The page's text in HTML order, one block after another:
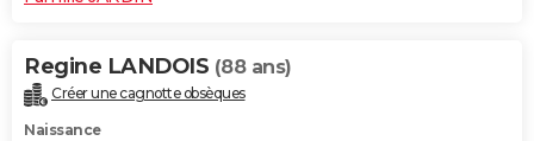
Regine LANDOIS (88 ans)
Créer une cagnotte obsèques
Naissance